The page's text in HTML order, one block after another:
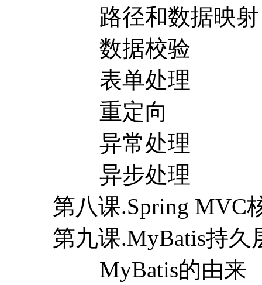
路径和数据映射
数据校验
表单处理
重定向
异常处理
异步处理
第八课.Spring MVC
第九课.MyBatis持久
MyBatis的由来